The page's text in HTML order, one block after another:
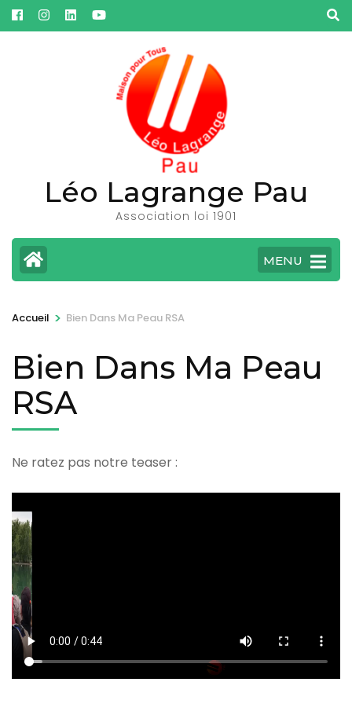
Aller
au
Léo Lagrange Pau
Association loi 1901
MENU
Accueil > Bien Dans Ma Peau RSA
Bien Dans Ma Peau
RSA
Ne ratez pas notre teaser :